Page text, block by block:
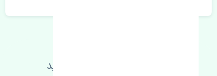
اطلاعات فنی خود را بالا ببرید